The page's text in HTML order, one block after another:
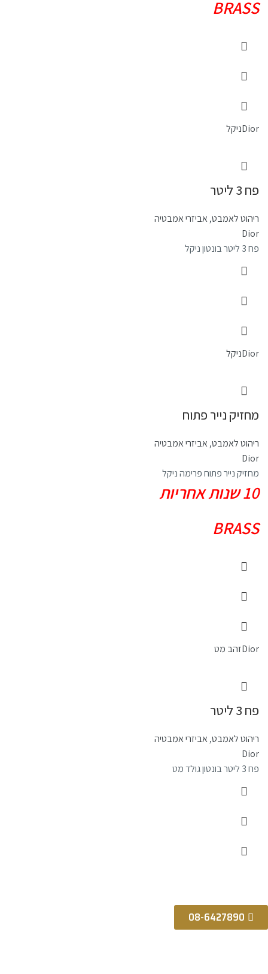
BRASS
Diorניקל
פח 3 ליטר
ריהוט לאמבט,אביזרי אמבטיה
Dior
פח 3 ליטר בונטון ניקל
Diorניקל
מחזיק נייר פתוח
ריהוט לאמבט,אביזרי אמבטיה
Dior
מחזיק נייר פתוח פרימה ניקל
10 שנות אחריות
BRASS
Diorזהב מט
פח 3 ליטר
ריהוט לאמבט,אביזרי אמבטיה
Dior
פח 3 ליטר בונטון גולד מט
08-6427890